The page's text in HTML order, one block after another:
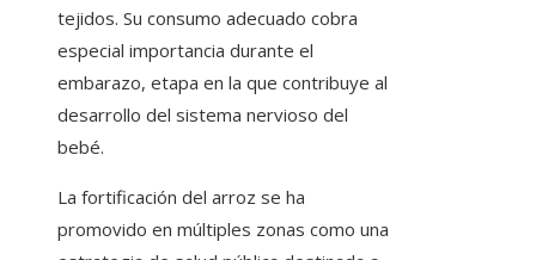
tejidos. Su consumo adecuado cobra
especial importancia durante el
embarazo, etapa en la que contribuye al
desarrollo del sistema nervioso del
bebé.
La fortificación del arroz se ha
promovido en múltiples zonas como una